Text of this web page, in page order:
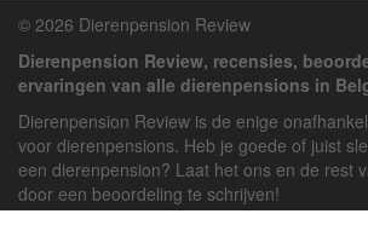
© 2026 Dierenpension Review
Dierenpension Review, recensies,
ervaringen van alle dierenpensions in
Dierenpension Review is de enige
voor dierenpensions. Heb je goede of juist
een dierenpension? Laat het ons en de rest
door een beoordeling te schrijven!